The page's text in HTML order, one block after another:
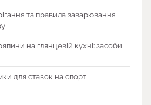
та правила заварювання
на глянцевій кухні: засоби
для ставок на спорт